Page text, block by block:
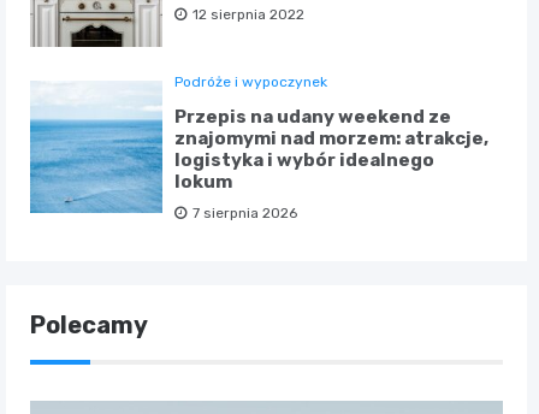
12 sierpnia 2022
Podróże i wypoczynek
Przepis na udany weekend ze
znajomymi nad morzem: atrakcje,
logistyka i wybór idealnego
lokum
7 sierpnia 2026
Polecamy